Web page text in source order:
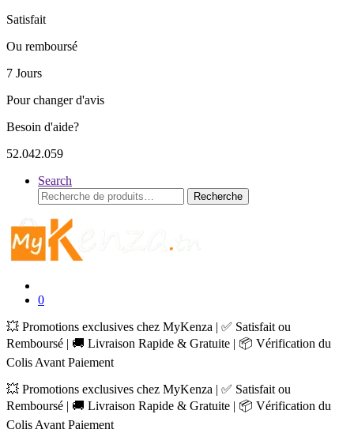
Satisfait
Ou remboursé
7 Jours
Pour changer d'avis
Besoin d'aide?
52.042.059
Search
Recherche
pour :
Recherche
0
💥 Promotions exclusives chez MyKenza | ✅ Satisfait ou
Remboursé | 🚚 Livraison Rapide & Gratuite | 📦 Vérification du
Colis Avant Paiement
💥 Promotions exclusives chez MyKenza | ✅ Satisfait ou
Remboursé | 🚚 Livraison Rapide & Gratuite | 📦 Vérification du
Colis Avant Paiement